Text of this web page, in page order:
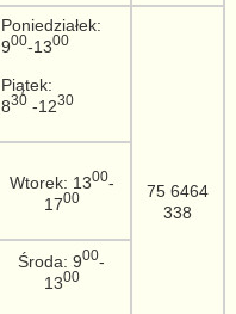
Poniedziałek:
900-1300
Piątek:
830 -1230
75 6464
338
Wtorek: 1300-
1700
Środa: 900-
1300